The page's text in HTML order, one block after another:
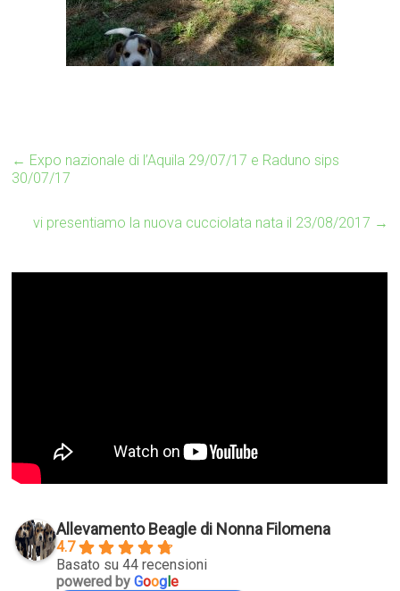
← Expo nazionale di l’Aquila 29/07/17 e Raduno sips
30/07/17
vi presentiamo la nuova cucciolata nata il 23/08/2017 →
Allevamento Beagle di Nonna Filomena
4.7
Basato su 44 recensioni
powered byGoogle